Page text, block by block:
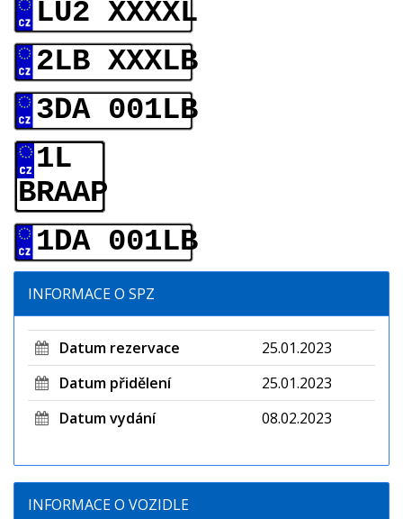
LU2 XXXXL
2LB XXXLB
3DA 001LB
1L
BRAAP
1DA 001LB
INFORMACE O SPZ
Datum rezervace
25.01.2023
Datum přidělení
25.01.2023
Datum vydání
08.02.2023
INFORMACE O VOZIDLE